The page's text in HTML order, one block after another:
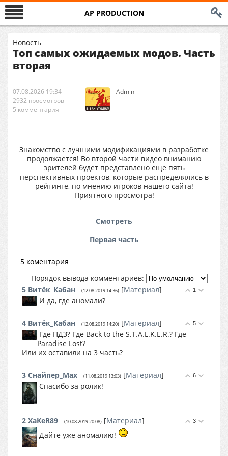
AP PRODUCTION
Новость
Топ самых ожидаемых модов. Часть
вторая
07.08.2026 19:34
2932 просмотров
5 комментария
Аdmin
Знакомство с лучшими модификациями в разработке
продолжается! Во второй части видео вниманию
зрителей будет представлено еще пять
перспективных проектов, которые распределялись в
рейтинге, по мнению игроков нашего сайта!
Приятного просмотра!
Смотреть
Первая часть
5 коментария
Порядок вывода комментариев:
1
5 Витёк_Кабан (12.08.2019 14:36) [Материал]
И да, где аномали?
5
4 Витёк_Кабан (12.08.2019 14:20) [Материал]
Где ПДЗ? Где Back to the S.T.A.L.K.E.R.? Где
Paradise Lost?
Или их оставили на 3 часть?
6
3 Снайпер_Max (11.08.2019 13:03) [Материал]
Спасибо за ролик!
3
2 XaKeR89 (10.08.2019 20:08) [Материал]
Дайте уже аномалию!